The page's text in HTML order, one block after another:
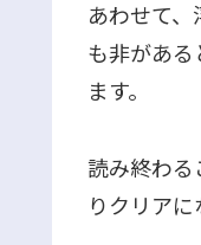
あわせて
も非があ
ます。
読み終わ
りクリアに